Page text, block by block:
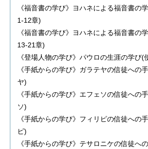
《福音書の学び》ヨハネによる福音書の
1-12章)
《福音書の学び》ヨハネによる福音書の
13-21章)
《登場人物の学び》パウロの生涯の学び(
《手紙からの学び》ガラテヤの信徒への
ヤ)
《手紙からの学び》エフェソの信徒への
ソ)
《手紙からの学び》フィリピの信徒への
ピ)
《手紙からの学び》テサロニケの信徒へ